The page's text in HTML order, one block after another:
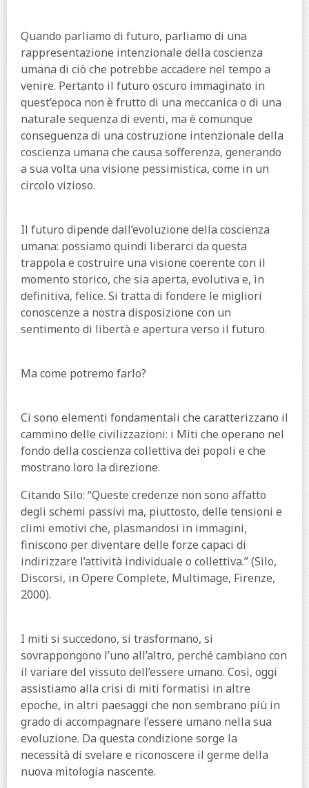
Quando parliamo di futuro, parliamo di una
rappresentazione intenzionale della coscienza
umana di ciò che potrebbe accadere nel tempo a
venire. Pertanto il futuro oscuro immaginato in
quest’epoca non è frutto di una meccanica o di una
naturale sequenza di eventi, ma è comunque
conseguenza di una costruzione intenzionale della
coscienza umana che causa sofferenza, generando
a sua volta una visione pessimistica, come in un
circolo vizioso.
Il futuro dipende dall’evoluzione della coscienza
umana: possiamo quindi liberarci da questa
trappola e costruire una visione coerente con il
momento storico, che sia aperta, evolutiva e, in
definitiva, felice. Si tratta di fondere le migliori
conoscenze a nostra disposizione con un
sentimento di libertà e apertura verso il futuro.
Ma come potremo farlo?
Ci sono elementi fondamentali che caratterizzano il
cammino delle civilizzazioni: i Miti che operano nel
fondo della coscienza collettiva dei popoli e che
mostrano loro la direzione.
Citando Silo: “Queste credenze non sono affatto
degli schemi passivi ma, piuttosto, delle tensioni e
climi emotivi che, plasmandosi in immagini,
finiscono per diventare delle forze capaci di
indirizzare l’attività individuale o collettiva.” (Silo,
Discorsi, in Opere Complete, Multimage, Firenze,
2000).
I miti si succedono, si trasformano, si
sovrappongono l’uno all’altro, perché cambiano con
il variare del vissuto dell’essere umano. Così, oggi
assistiamo alla crisi di miti formatisi in altre
epoche, in altri paesaggi che non sembrano più in
grado di accompagnare l’essere umano nella sua
evoluzione. Da questa condizione sorge la
necessità di svelare e riconoscere il germe della
nuova mitologia nascente.